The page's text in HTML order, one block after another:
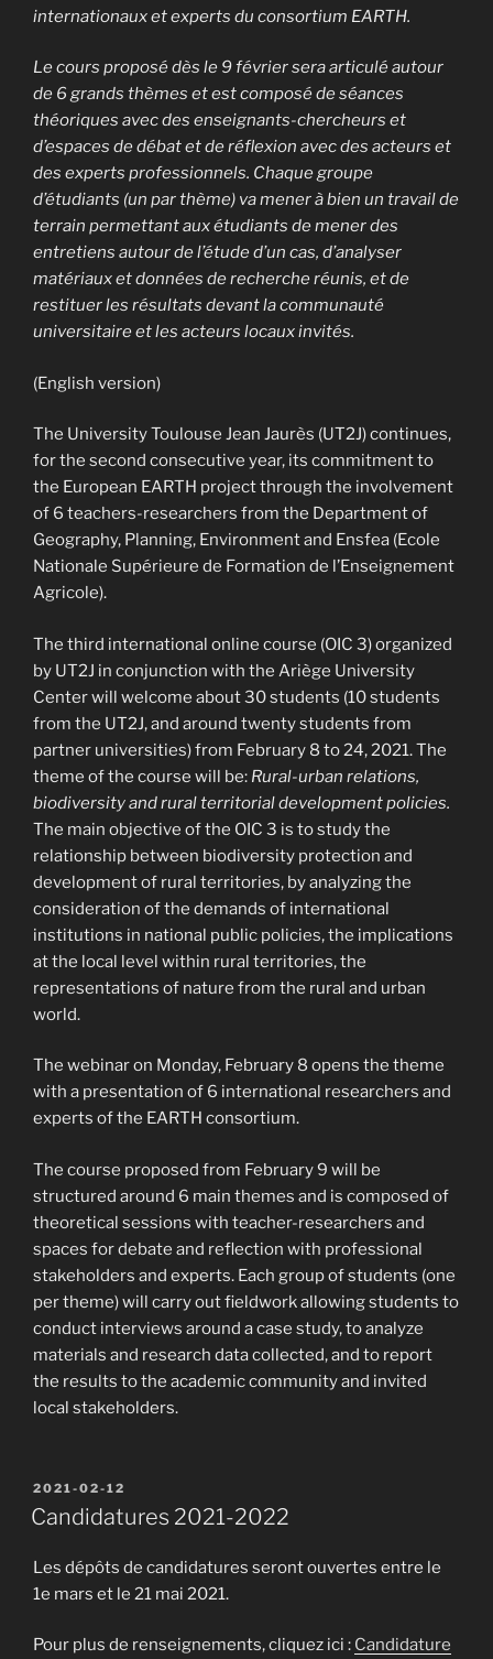
internationaux et experts du consortium EARTH.
Le cours proposé dès le 9 février sera articulé autour
de 6 grands thèmes et est composé de séances
théoriques avec des enseignants-chercheurs et
d’espaces de débat et de réflexion avec des acteurs et
des experts professionnels. Chaque groupe
d’étudiants (un par thème) va mener à bien un travail de
terrain permettant aux étudiants de mener des
entretiens autour de l’étude d’un cas, d’analyser
matériaux et données de recherche réunis, et de
restituer les résultats devant la communauté
universitaire et les acteurs locaux invités.
(English version)
The University Toulouse Jean Jaurès (UT2J) continues,
for the second consecutive year, its commitment to
the European EARTH project through the involvement
of 6 teachers-researchers from the Department of
Geography, Planning, Environment and Ensfea (Ecole
Nationale Supérieure de Formation de l’Enseignement
Agricole).
The third international online course (OIC 3) organized
by UT2J in conjunction with the Ariège University
Center will welcome about 30 students (10 students
from the UT2J, and around twenty students from
partner universities) from February 8 to 24, 2021. The
theme of the course will be: Rural-urban relations,
biodiversity and rural territorial development policies.
The main objective of the OIC 3 is to study the
relationship between biodiversity protection and
development of rural territories, by analyzing the
consideration of the demands of international
institutions in national public policies, the implications
at the local level within rural territories, the
representations of nature from the rural and urban
world.
The webinar on Monday, February 8 opens the theme
with a presentation of 6 international researchers and
experts of the EARTH consortium.
The course proposed from February 9 will be
structured around 6 main themes and is composed of
theoretical sessions with teacher-researchers and
spaces for debate and reflection with professional
stakeholders and experts. Each group of students (one
per theme) will carry out fieldwork allowing students to
conduct interviews around a case study, to analyze
materials and research data collected, and to report
the results to the academic community and invited
local stakeholders.
PUBLIÉ
LE
2021-02-12
Candidatures 2021-2022
Les dépôts de candidatures seront ouvertes entre le
1e mars et le 21 mai 2021.
Pour plus de renseignements, cliquez ici : Candidature